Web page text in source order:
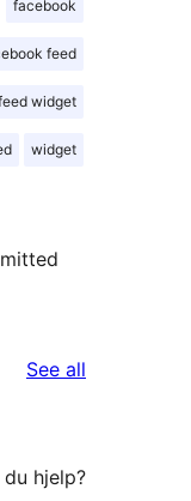
facebook
feed
widget
widget
See all
hjelp?